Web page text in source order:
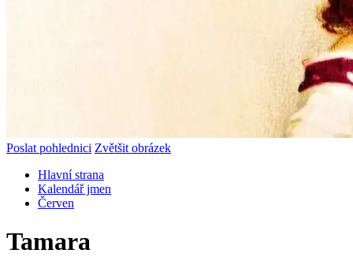
Poslat pohlednici Zvětšit obrázek
Hlavní strana
Kalendář jmen
Červen
Tamara